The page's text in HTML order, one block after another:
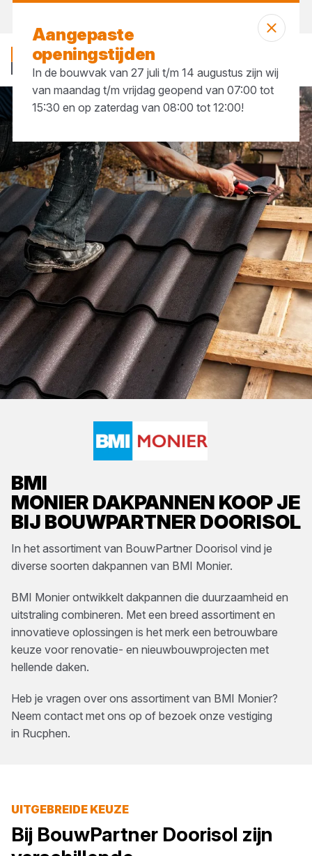
BMI
MONIER DAKPANNEN KOOP JE
BIJ BOUWPARTNER DOORISOL
In het assortiment van BouwPartner Doorisol vind je
diverse soorten dakpannen van BMI Monier.
BMI Monier ontwikkelt dakpannen die duurzaamheid en
uitstraling combineren. Met een breed assortiment en
innovatieve oplossingen is het merk een betrouwbare
keuze voor renovatie- en nieuwbouwprojecten met
hellende daken.
Heb je vragen over ons assortiment van BMI Monier?
Neem contact met ons op of bezoek onze vestiging
in Rucphen.
UITGEBREIDE KEUZE
Bij BouwPartner Doorisol zijn
Aangepaste
openingstijden
In de bouwvak van 27 juli t/m 14 augustus zijn wij
van maandag t/m vrijdag geopend van 07:00 tot
15:30 en op zaterdag van 08:00 tot 12:00!